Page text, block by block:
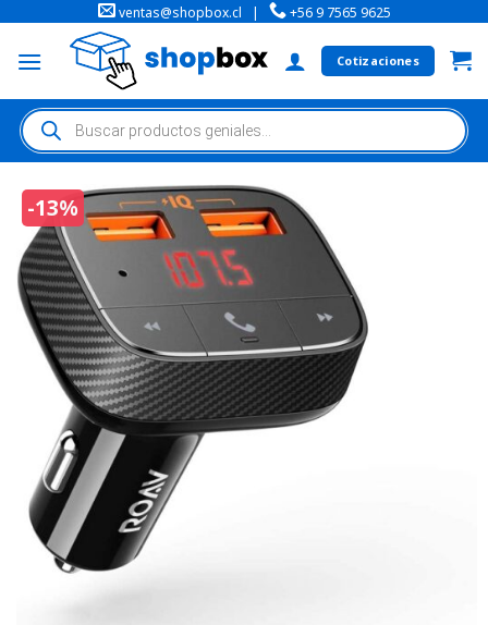
ventas@shopbox.cl | +56 9 7565 9625
Cotizaciones
-13%